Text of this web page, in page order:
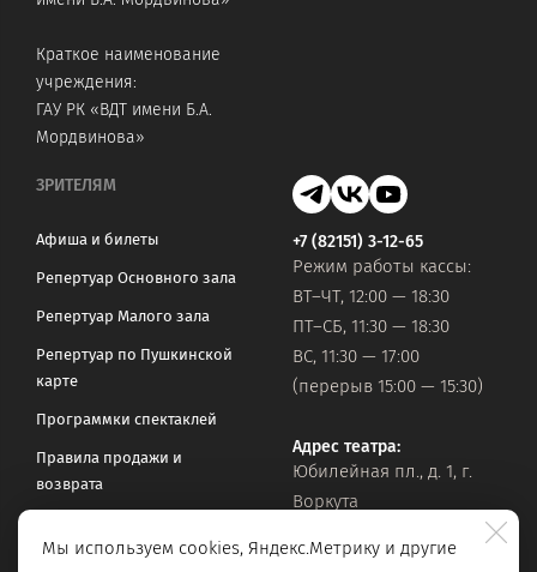
Краткое наименование
учреждения:
ГАУ РК «ВДТ имени Б.А.
Мордвинова»
ЗРИТЕЛЯМ
Афиша и билеты
Репертуар Основного зала
Репертуар Малого зала
Репертуар по Пушкинской
карте
Программки спектаклей
Правила продажи и
возврата
Оставить обращение
+7 (82151) 3-12-65
Режим работы кассы:
ВТ–ЧТ, 12:00 — 18:30
ПТ–СБ, 11:30 — 18:30
ВС, 11:30 — 17:00
(перерыв 15:00 — 15:30)
Адрес театра:
Юбилейная пл., д. 1, г.
Воркута
Официальная почта:
Мы используем cookies, Яндекс.Метрику и другие